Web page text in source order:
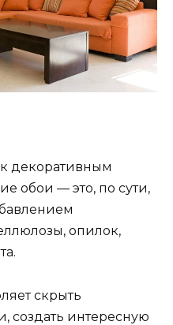
декоративным
обои — это, по сути,
опилок,
скрыть
создать интересную